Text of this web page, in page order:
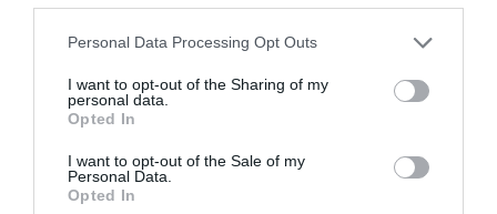
Personal Data Processing Opt Outs
I want to opt-out of the Sharing of my
personal data.
Opted In
I want to opt-out of the Sale of my
Personal Data.
Opted In